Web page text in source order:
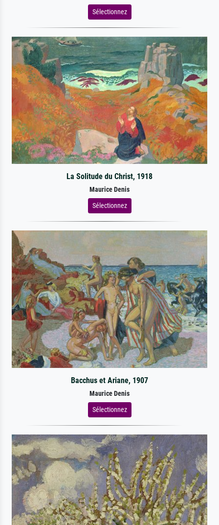
Sélectionnez
La Solitude du Christ, 1918
Maurice Denis
Sélectionnez
Bacchus et Ariane, 1907
Maurice Denis
Sélectionnez